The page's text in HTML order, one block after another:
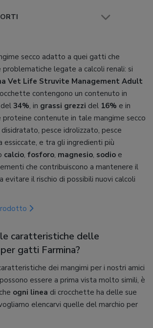
secco adatto a quei gatti che
legate a calcoli renali: si
Vet Life Struvite Management Adult
contengono un contenuto in
del 34%, in grassi grezzi del 16% e in
proteine contenute in tale mangime secco
pesce idrolizzato, pesce
essiccate, e tra gli ingredienti più
calcio, fosforo, magnesio, sodio e
che contribuiscono a mantenere il
evitare il rischio di possibili nuovi calcoli
caratteristiche delle
gatti Farmina?
dei mangimi per i nostri amici
essere a prima vista molto simili, è
ogni linea di crocchette ha delle sue
elencarvi quelle del marchio per